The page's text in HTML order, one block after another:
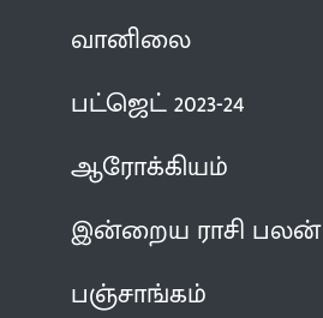
வானிலை
பட்ஜெட் 2023-24
ஆரோக்கியம்
இன்றைய ராசி பலன்
பஞ்சாங்கம்